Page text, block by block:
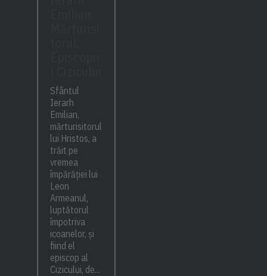
Sfântul
Ierarh
Emilian,
mărturisitorul
lui Hristos, a
trăit pe
vremea
împărăției lui
Leon
Armeanul,
luptătorul
împotriva
icoanelor, și
fiind el
episcop al
Cizicului, de...